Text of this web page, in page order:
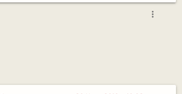
more_vert